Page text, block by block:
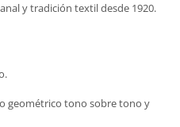
y tradición textil desde 1920.
geométrico tono sobre tono y